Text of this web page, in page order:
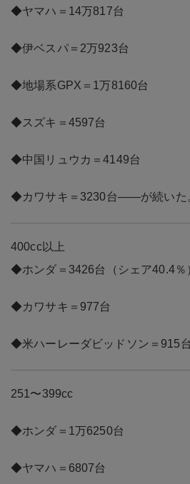
◆ヤマハ＝14万817台
◆伊ベスパ＝2万923台
◆地場系GPX＝1万8160台
◆スズキ＝4597台
◆中国リュウカ＝4149台
◆カワサキ＝3230台――が続いた
400cc以上
◆ホンダ＝3426台（シェア40.4％
◆カワサキ＝977台
◆米ハーレーダビッドソン＝915
251〜399cc
◆ホンダ＝1万6250台
◆ヤマハ＝6807台